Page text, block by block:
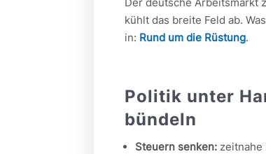
kühlt das breite Feld ab.
in: Rund um die Rüstung.
Politik unter
bündeln
Steuern senken: